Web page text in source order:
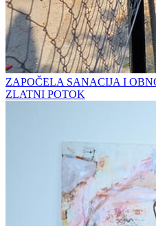
ZAPOČELA SANACIJA I
ZLATNI POTOK